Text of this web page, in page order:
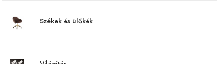
Székek és ülőkék